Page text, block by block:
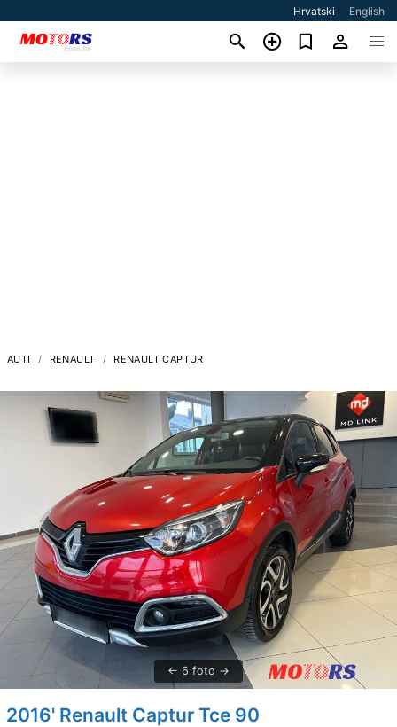
Hrvatski English
AUTI RENAULT RENAULT CAPTUR
6 foto
2016' Renault Captur Tce 90